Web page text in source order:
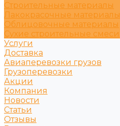
Строительные материалы
Лакокрасочные материалы
Облицовочные материалы
Сухие строительные смеси
Услуги
Доставка
Авиаперевозки грузов
Грузоперевозки
Акции
Компания
Новости
Статьи
Отзывы